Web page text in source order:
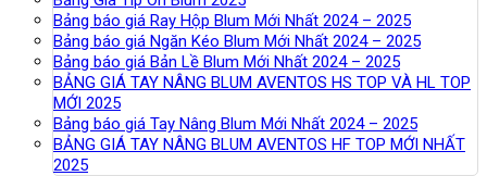
Bảng báo giá Ray Hộp Blum Mới Nhất 2024 – 2025
Bảng báo giá Ngăn Kéo Blum Mới Nhất 2024 – 2025
Bảng báo giá Bản Lề Blum Mới Nhất 2024 – 2025
BẢNG GIÁ TAY NÂNG BLUM AVENTOS HS TOP VÀ HL TOP
MỚI 2025
Bảng báo giá Tay Nâng Blum Mới Nhất 2024 – 2025
BẢNG GIÁ TAY NÂNG BLUM AVENTOS HF TOP MỚI NHẤT
2025